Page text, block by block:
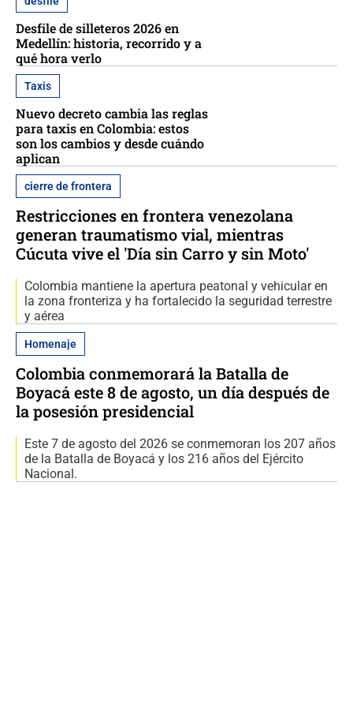
Desfile de silleteros 2026 en
Medellín: historia, recorrido y a
qué hora verlo
Taxis
Nuevo decreto cambia las reglas
para taxis en Colombia: estos
son los cambios y desde cuándo
aplican
cierre de frontera
Restricciones en frontera venezolana
generan traumatismo vial, mientras
Cúcuta vive el 'Día sin Carro y sin Moto'
Colombia mantiene la apertura peatonal y vehicular en
la zona fronteriza y ha fortalecido la seguridad terrestre
y aérea
Homenaje
Colombia conmemorará la Batalla de
Boyacá este 8 de agosto, un día después de
la posesión presidencial
Este 7 de agosto del 2026 se conmemoran los 207 años
de la Batalla de Boyacá y los 216 años del Ejército
Nacional.